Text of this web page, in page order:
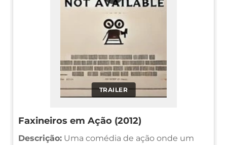
TRAILER
Faxineiros em Ação (2012)
Descrição: Uma comédia de ação onde um